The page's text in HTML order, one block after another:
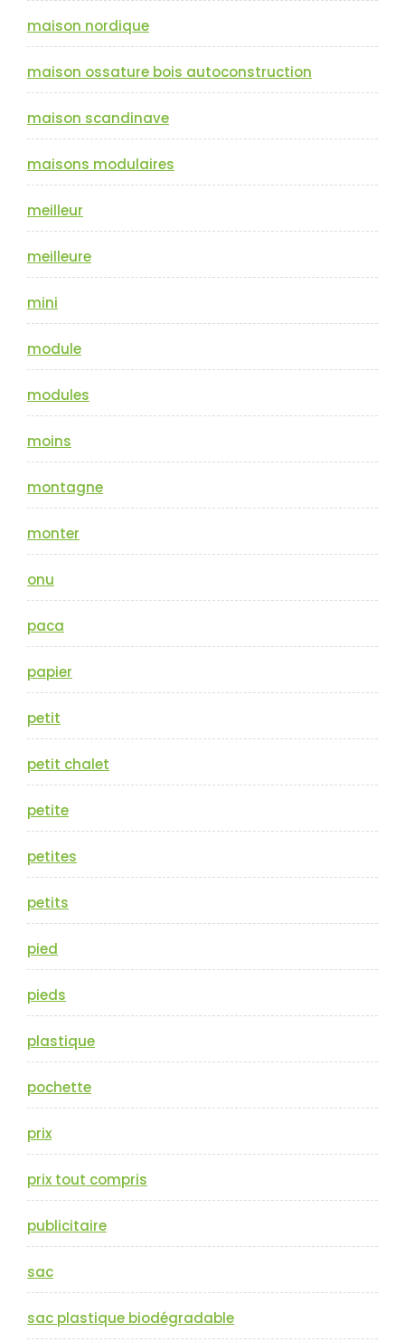
maison nordique
maison ossature bois autoconstruction
maison scandinave
maisons modulaires
meilleur
meilleure
mini
module
modules
moins
montagne
monter
onu
paca
papier
petit
petit chalet
petite
petites
petits
pied
pieds
plastique
pochette
prix
prix tout compris
publicitaire
sac
sac plastique biodégradable